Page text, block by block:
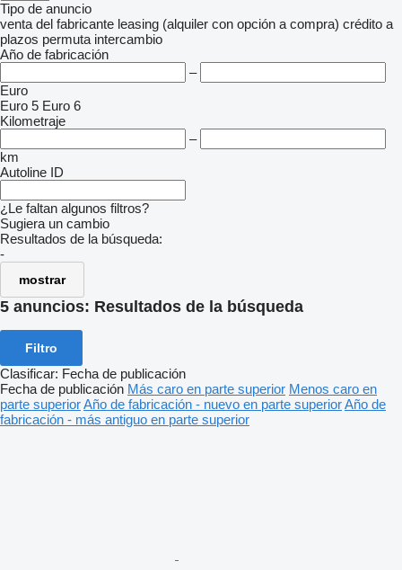
Tipo de anuncio
venta del fabricante leasing (alquiler con opción a compra) crédito a
plazos permuta intercambio
Año de fabricación
–
Euro
Euro 5 Euro 6
Kilometraje
–
km
Autoline ID
¿Le faltan algunos filtros?
Sugiera un cambio
Resultados de la búsqueda:
-
mostrar
5 anuncios: Resultados de la búsqueda
Filtro
Clasificar: Fecha de publicación
Fecha de publicación Más caro en parte superior Menos caro en
parte superiorAño de fabricación - nuevo en parte superiorAño de
fabricación - más antiguo en parte superior